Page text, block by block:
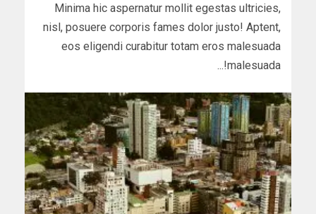
Minima hic aspernatur mollit egestas ultricies,
nisl, posuere corporis fames dolor justo! Aptent,
eos eligendi curabitur totam eros malesuada
malesuada!...